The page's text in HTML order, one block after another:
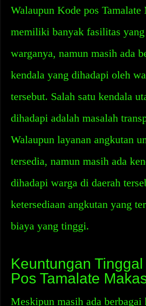
Walaupun Kode pos Tamalate
memiliki banyak fasilitas
warganya, namun masih ada
kendala yang dihadapi oleh
tersebut. Salah satu kendala
dihadapi adalah masalah
Walaupun layanan angkutan
tersedia, namun masih ada
dihadapi warga di daerah
ketersediaan angkutan yang
biaya yang tinggi.
Keuntungan
Pos Tamalate
Meskipun masih ada berbagai